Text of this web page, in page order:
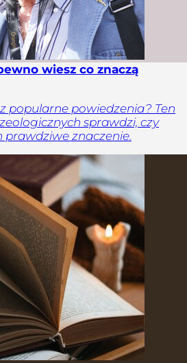
wiesz co znaczą
popularne powiedzenia? Ten
sprawdzi, czy
prawdziwe znaczenie.